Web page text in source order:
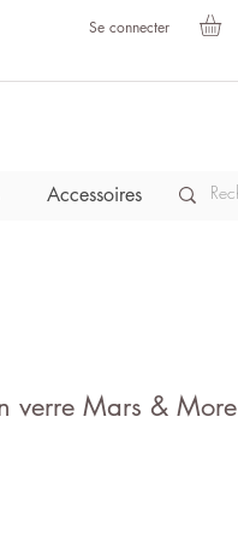
Se connecter
Accessoires
verre Mars & More